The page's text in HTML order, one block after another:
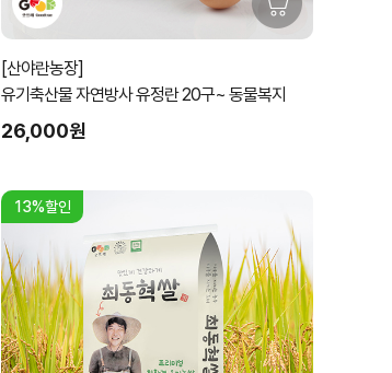
[산야란농장]
유기축산물 자연방사 유정란 20구~ 동물복지
26,000원
13%할인